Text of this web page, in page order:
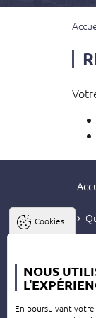
Cookies
NOUS
En poursuivant